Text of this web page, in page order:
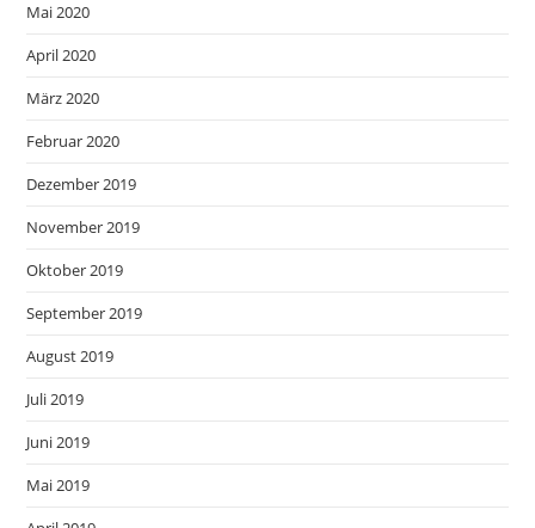
Mai 2020
April 2020
März 2020
Februar 2020
Dezember 2019
November 2019
Oktober 2019
September 2019
August 2019
Juli 2019
Juni 2019
Mai 2019